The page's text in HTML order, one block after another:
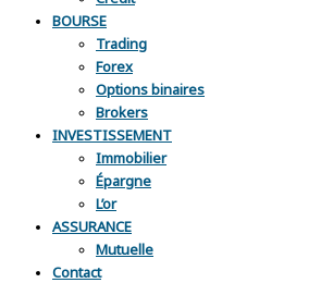
BOURSE
Trading
Forex
Options binaires
Brokers
INVESTISSEMENT
Immobilier
Épargne
L’or
ASSURANCE
Mutuelle
Contact